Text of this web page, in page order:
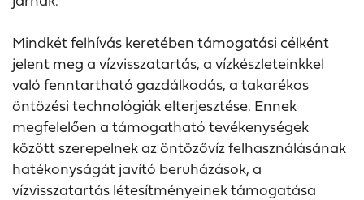
Mindkét felhívás keretében támogatási célként
jelent meg a vízvisszatartás, a vízkészleteinkkel
való fenntartható gazdálkodás, a takarékos
öntözési technológiák elterjesztése. Ennek
megfelelően a támogatható tevékenységek
között szerepelnek az öntözővíz felhasználásának
hatékonyságát javító beruházások, a
vízvisszatartás létesítményeinek támogatása